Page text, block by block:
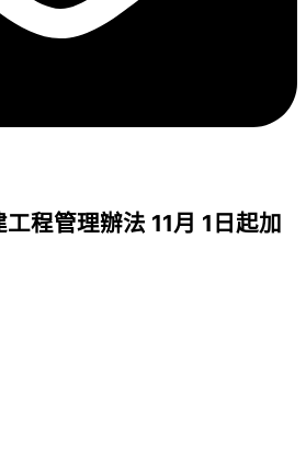
程管理辦法 11月 1日起加